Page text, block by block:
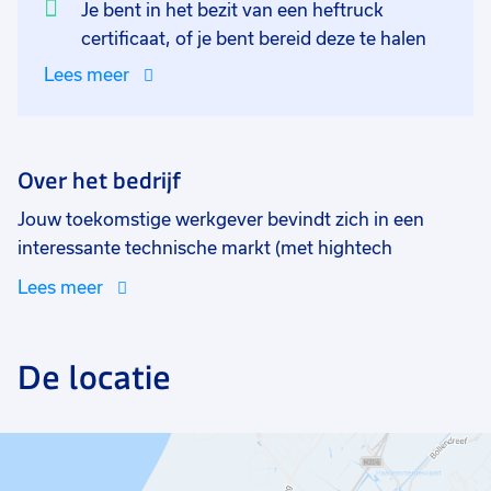
Je bent in het bezit van een heftruck
certificaat, of je bent bereid deze te halen
Lees meer
Over het bedrijf
Jouw toekomstige werkgever bevindt zich in een
interessante technische markt (met hightech
producten) en bestaan uit een team van 75 man
een prettige werkgever is voor zijn werknemers!
Daarnaast bieden zij de mogelijkheid om diverse
betrekkingen tot de veranderingen in de markt.
Lees meer
De locatie